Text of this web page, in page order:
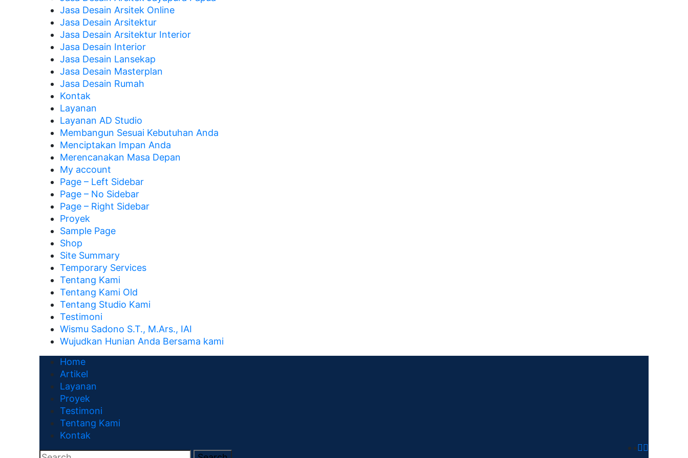
Jasa Desain Arsitek Online
Jasa Desain Arsitektur
Jasa Desain Arsitektur Interior
Jasa Desain Interior
Jasa Desain Lansekap
Jasa Desain Masterplan
Jasa Desain Rumah
Kontak
Layanan
Layanan AD Studio
Membangun Sesuai Kebutuhan Anda
Menciptakan Impan Anda
Merencanakan Masa Depan
My account
Page – Left Sidebar
Page – No Sidebar
Page – Right Sidebar
Proyek
Sample Page
Shop
Site Summary
Temporary Services
Tentang Kami
Tentang Kami Old
Tentang Studio Kami
Testimoni
Wismu Sadono S.T., M.Ars., IAI
Wujudkan Hunian Anda Bersama kami
Home
Artikel
Layanan
Proyek
Testimoni
Tentang Kami
Kontak